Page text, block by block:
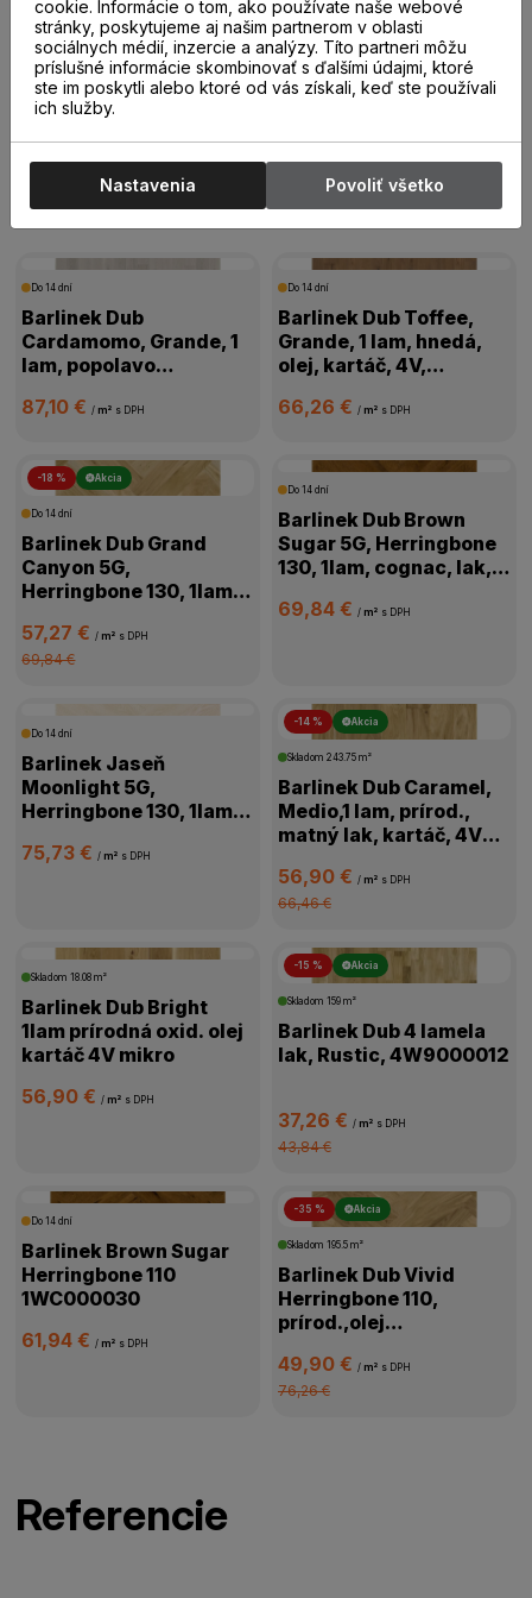
/m²s DPH /m² s DPH
Drevené parkety
Drevené parkety
Do 14 dní
Barlinek Dub
Cardamomo, Grande, 1
lam, popolavo
4V mikro, 1WG000665
87,10 €/ m² s DPH
Do 14 dní
Barlinek Dub Toffee,
Grande, 1 lam, hnedá,
olej, kartáč, 4V,
66,26 € / m² s DPH
-18 % Akcia
Do 14 dní
Barlinek Dub Grand
Canyon 5G,
Herringbone 130, 1lam,
kartáč,4V,1WC000011
57,27 €/ m² s DPH
69,84 €
Do 14 dní
Barlinek Dub Brown
Sugar 5G, Herringbone
130, 1lam, cognac, lak,
69,84 € / m² s DPH
Do 14 dní
Barlinek Jaseň
Moonlight 5G,
Herringbone 130, 1lam,
mikro, 1WC000018
75,73 €/ m² s DPH
-14 % Akcia
Skladom 243.75 m²
Barlinek Dub Caramel,
Medio,1 lam, prírod.,
matný lak, kartáč, 4V
56,90 € / m² s DPH
66,46 €
Skladom18.08 m²
Barlinek Dub Bright
1lam prírodná oxid. olej
kartáč 4V mikro
56,90 €/ m² s DPH
-15 % Akcia
Skladom 159 m²
Barlinek Dub 4 lamela
lak, Rustic, 4W9000012
37,26 € / m² s DPH
43,84 €
Do 14 dní
Barlinek Brown Sugar
Herringbone 110
1WC000030
61,94 €/ m² s DPH
-35 % Akcia
Skladom 195.5 m²
Barlinek Dub Vivid
Herringbone 110,
prírod.,olej
mikro,1WC000058
49,90 € / m² s DPH
76,26 €
Referencie
cookie. Informácie o tom, ako používate naše webové
stránky, poskytujeme aj našim partnerom v oblasti
sociálnych médií, inzercie a analýzy. Títo partneri môžu
príslušné informácie skombinovať s ďalšími údajmi, ktoré
ste im poskytli alebo ktoré od vás získali, keď ste používali
ich služby.
Nastavenia Povoliť všetko